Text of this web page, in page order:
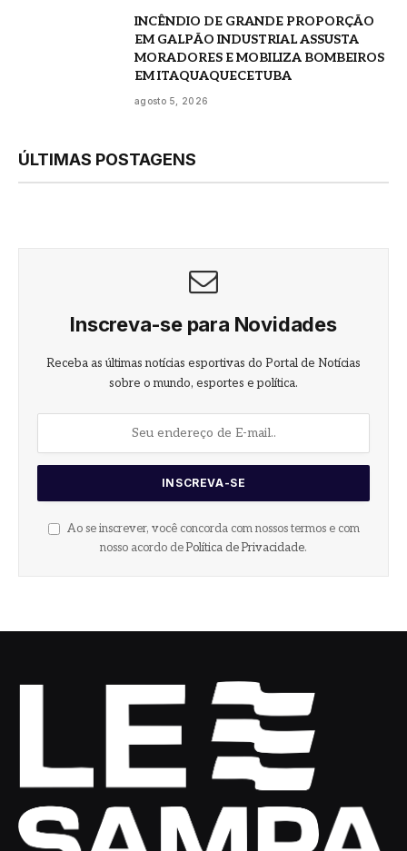
INCÊNDIO DE GRANDE PROPORÇÃO
EM GALPÃO INDUSTRIAL ASSUSTA
MORADORES E MOBILIZA BOMBEIROS
EM ITAQUAQUECETUBA
agosto 5, 2026
ÚLTIMAS POSTAGENS
Inscreva-se para Novidades
Receba as últimas notícias esportivas do Portal de Notícias
sobre o mundo, esportes e política.
Ao se inscrever, você concorda com nossos termos e com
nosso acordo de Política de Privacidade.